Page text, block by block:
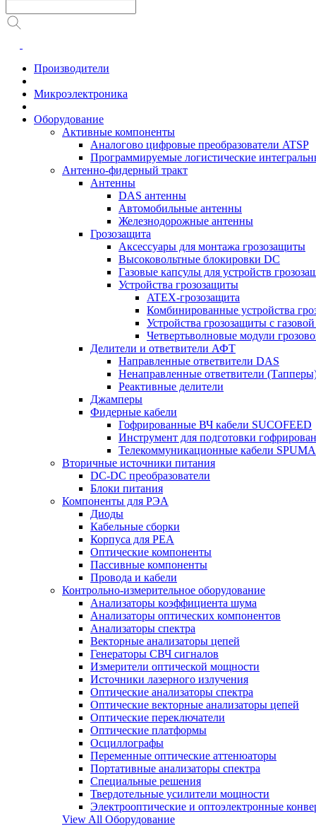
Производители
Микроэлектроника
Оборудование
Активные компоненты
Аналогово цифровые преобразователи ATSP
Программируемые логистические
Антенно-фидерный тракт
Антенны
DAS антенны
Автомобильные антенны
Железнодорожные антенны
Грозозащита
Аксессуары для монтажа грозозащиты
Высоковольтные блокировки DC
Газовые капсулы для устройств
Устройства грозозащиты
ATEX-грозозащита
Комбинированные устройства
Устройства грозозащиты с
Четвертьволновые модули
Делители и ответвители АФТ
Направленные ответвители DAS
Ненаправленные ответвители
Реактивные делители
Джамперы
Фидерные кабели
Гофрированные ВЧ кабели SUCOFEED
Инструмент для подготовки
Телекоммуникационные кабели SPUMA
Вторичные источники питания
DC-DC преобразователи
Блоки питания
Компоненты для РЭА
Диоды
Кабельные сборки
Корпуса для РЕА
Оптические компоненты
Пассивные компоненты
Провода и кабели
Контрольно-измерительное оборудование
Анализаторы коэффициента шума
Анализаторы оптических компонентов
Анализаторы спектра
Векторные анализаторы цепей
Генераторы СВЧ сигналов
Измерители оптической мощности
Источники лазерного излучения
Оптические анализаторы спектра
Оптические векторные анализаторы цепей
Оптические переключатели
Оптические платформы
Осциллографы
Переменные оптические аттенюаторы
Портативные анализаторы спектра
Специальные решения
Твердотельные усилители мощности
Электрооптические и оптоэлектронные
View All Оборудование